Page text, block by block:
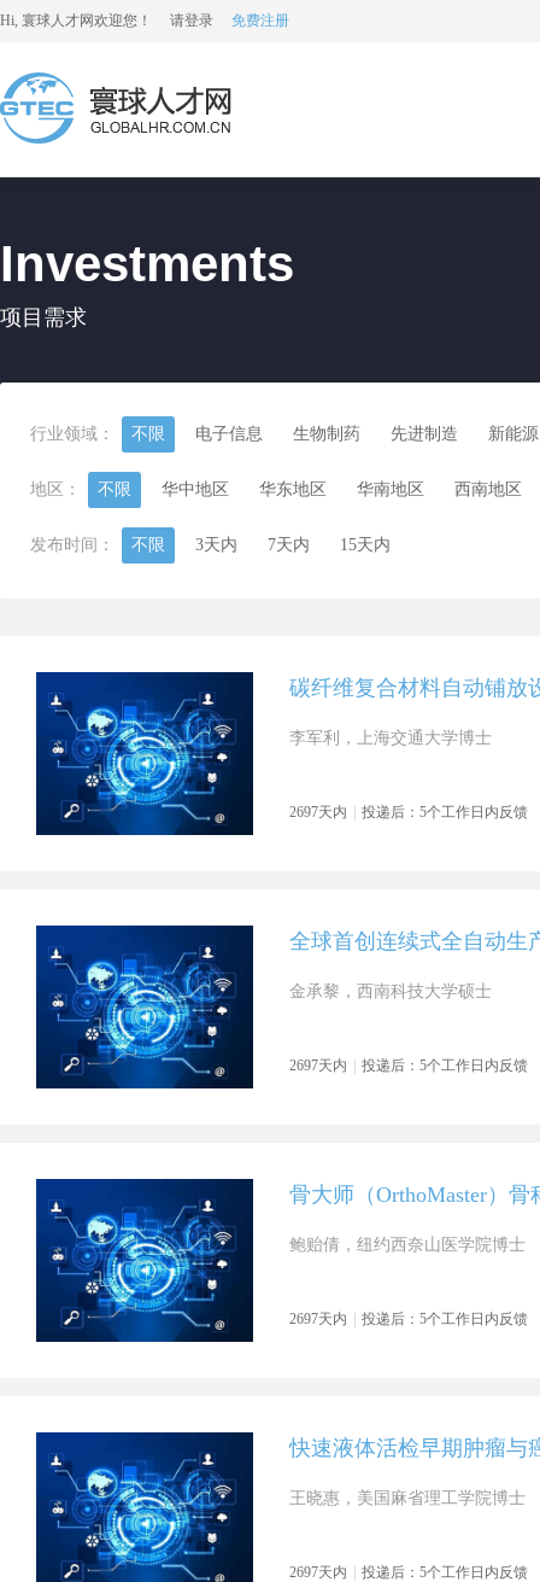
Hi, 寰球人才网欢迎您！ 请登录 免费注册
Investments
项目需求
行业领域： 不限 电子信息 生物制药 先进制造 新能源
地区： 不限 华中地区 华东地区 华南地区 西南地区
发布时间： 不限 3天内 7天内 15天内
碳纤维复合材料自动铺放
李军利，上海交通大学博士
2697天内 投递后：5个工作日内反馈
全球首创连续式全自动生
金承黎，西南科技大学硕士
2697天内 投递后：5个工作日内反馈
骨大师（OrthoMaster）
鲍贻倩，纽约西奈山医学院博士
2697天内 投递后：5个工作日内反馈
快速液体活检早期肿瘤与
王晓惠，美国麻省理工学院博士
2697天内 投递后：5个工作日内反馈